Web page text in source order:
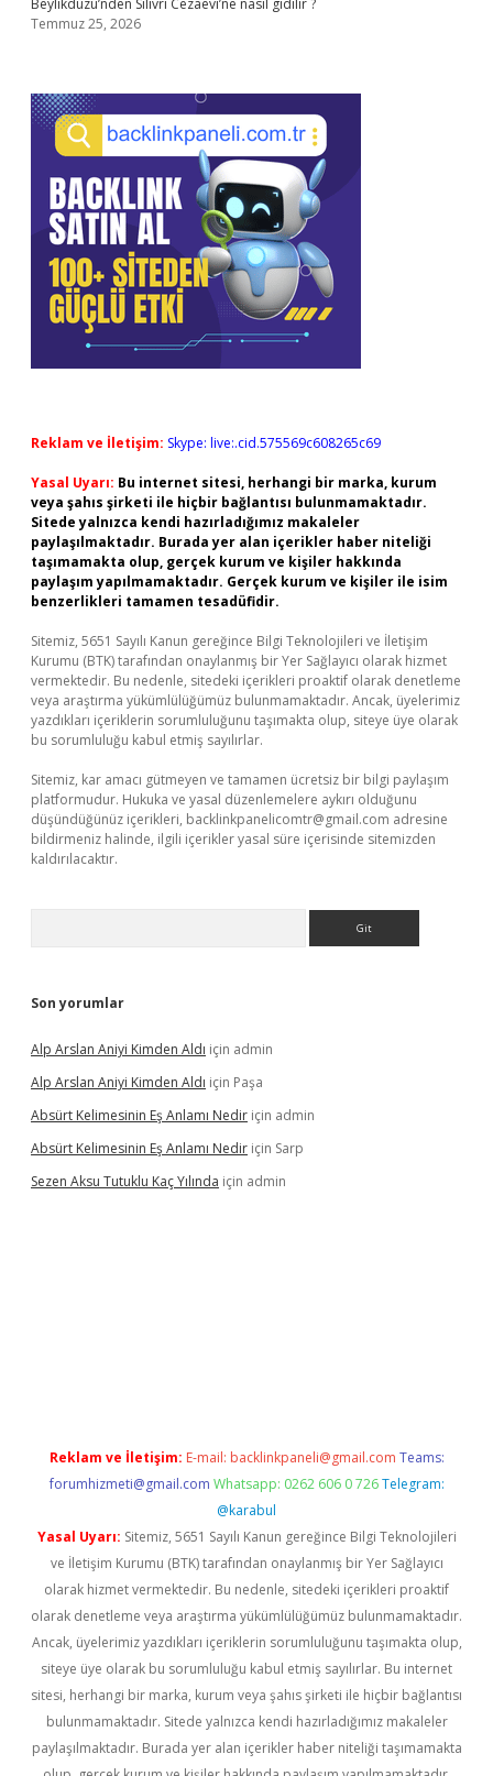
Beylikdüzü’nden Silivri Cezaevi’ne nasıl gidilir ?
Temmuz 25, 2026
Reklam ve İletişim: Skype: live:.cid.575569c608265c69
Yasal Uyarı: Bu internet sitesi, herhangi bir marka, kurum
veya şahıs şirketi ile hiçbir bağlantısı bulunmamaktadır.
Sitede yalnızca kendi hazırladığımız makaleler
paylaşılmaktadır. Burada yer alan içerikler haber niteliği
taşımamakta olup, gerçek kurum ve kişiler hakkında
paylaşım yapılmamaktadır. Gerçek kurum ve kişiler ile isim
benzerlikleri tamamen tesadüfidir.
Sitemiz, 5651 Sayılı Kanun gereğince Bilgi Teknolojileri ve İletişim
Kurumu (BTK) tarafından onaylanmış bir Yer Sağlayıcı olarak hizmet
vermektedir. Bu nedenle, sitedeki içerikleri proaktif olarak denetleme
veya araştırma yükümlülüğümüz bulunmamaktadır. Ancak, üyelerimiz
yazdıkları içeriklerin sorumluluğunu taşımakta olup, siteye üye olarak
bu sorumluluğu kabul etmiş sayılırlar.
Sitemiz, kar amacı gütmeyen ve tamamen ücretsiz bir bilgi paylaşım
platformudur. Hukuka ve yasal düzenlemelere aykırı olduğunu
düşündüğünüz içerikleri, backlinkpanelicomtr@gmail.com adresine
bildirmeniz halinde, ilgili içerikler yasal süre içerisinde sitemizden
kaldırılacaktır.
Son yorumlar
Alp Arslan Aniyi Kimden Aldı için admin
Alp Arslan Aniyi Kimden Aldı için Paşa
Absürt Kelimesinin Eş Anlamı Nedir için admin
Absürt Kelimesinin Eş Anlamı Nedir için Sarp
Sezen Aksu Tutuklu Kaç Yılında için admin
Reklam ve İletişim: E-mail: backlinkpaneli@gmail.com Teams:
forumhizmeti@gmail.com Whatsapp: 0262 606 0 726 Telegram:
@karabul
Yasal Uyarı: Sitemiz, 5651 Sayılı Kanun gereğince Bilgi Teknolojileri
ve İletişim Kurumu (BTK) tarafından onaylanmış bir Yer Sağlayıcı
olarak hizmet vermektedir. Bu nedenle, sitedeki içerikleri proaktif
olarak denetleme veya araştırma yükümlülüğümüz bulunmamaktadır.
Ancak, üyelerimiz yazdıkları içeriklerin sorumluluğunu taşımakta olup,
siteye üye olarak bu sorumluluğu kabul etmiş sayılırlar. Bu internet
sitesi, herhangi bir marka, kurum veya şahıs şirketi ile hiçbir bağlantısı
bulunmamaktadır. Sitede yalnızca kendi hazırladığımız makaleler
paylaşılmaktadır. Burada yer alan içerikler haber niteliği taşımamakta